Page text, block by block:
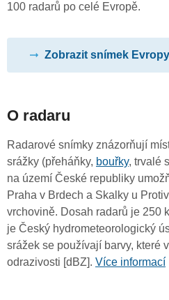
100 radarů po celé Evropě.
Zobrazit snímek Evropy
O radaru
Radarové snímky znázorňují
srážky (přeháňky, bouřky, trvalé
na území České republiky
Praha v Brdech a Skalky u
vrchovině. Dosah radarů je 250
je Český hydrometeorologický
srážek se používají barvy, které
odrazivosti [dBZ]. Více informací